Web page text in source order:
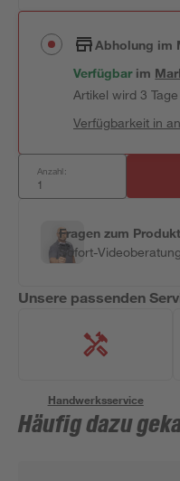
Abholung im
Verfügbar im
Artikel wird 3
Verfügbarkeit in
Anzahl:
Fragen zum
Sofort-
Unsere passenden
Handwerksservice
Häufig dazu